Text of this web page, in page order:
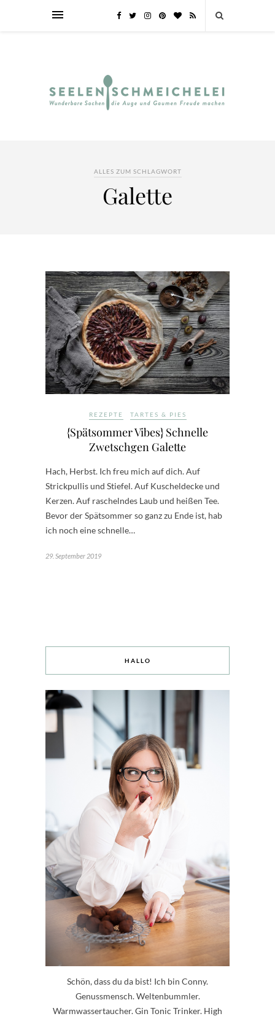
ALLES ZUM SCHLAGWORT
Galette
REZEPTE TARTES & PIES
{Spätsommer Vibes} Schnelle
Zwetschgen Galette
Hach, Herbst. Ich freu mich auf dich. Auf
Strickpullis und Stiefel. Auf Kuscheldecke und
Kerzen. Auf raschelndes Laub und heißen Tee.
Bevor der Spätsommer so ganz zu Ende ist, hab
ich noch eine schnelle…
29. September 2019
HALLO
Schön, dass du da bist! Ich bin Conny.
Genussmensch. Weltenbummler.
Warmwassertaucher. Gin Tonic Trinker. High